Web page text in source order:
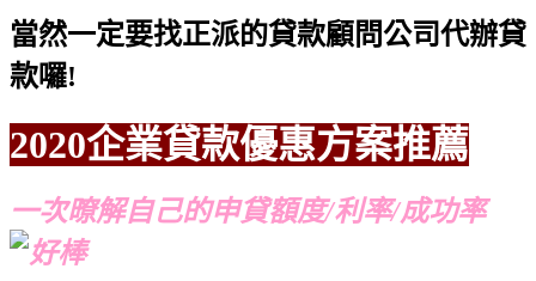
當然一定要找正派的貸款顧問公司代辦貸
款囉!
2020企業貸款優惠方案推薦
一次暸解自己的申貸額度/利率/成功率